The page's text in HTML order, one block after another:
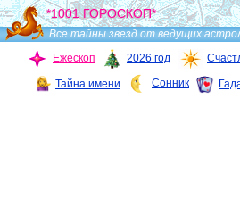
*1001 ГОРОСКОП*
Все тайны звезд от ведущих
Ежескоп
2026 год
Тайна имени Сонник